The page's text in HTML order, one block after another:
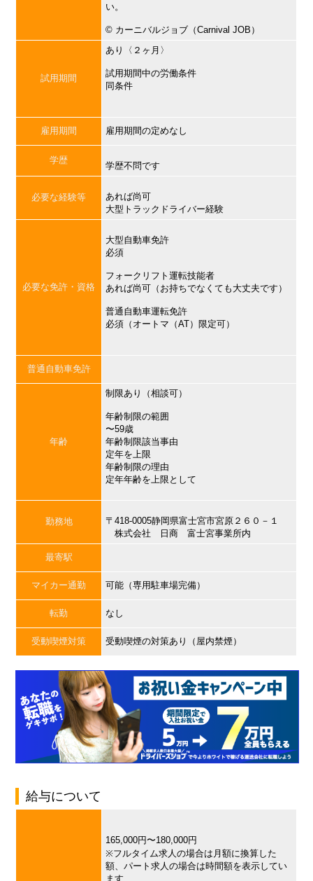
い。
©︎ カーニバルジョブ（Carnival JOB）
試用期間
あり〈２ヶ月〉
試用期間中の労働条件
同条件
雇用期間 雇用期間の定めなし
学歴
学歴不問です
必要な経験等
あれば尚可
大型トラックドライバー経験
必要な免許・資格
大型自動車免許
必須
フォークリフト運転技能者
あれば尚可（お持ちでなくても大丈夫です）
普通自動車運転免許
必須（オートマ（AT）限定可）
普通自動車免許
年齢
制限あり（相談可）
年齢制限の範囲
〜59歳
年齢制限該当事由
定年を上限
年齢制限の理由
定年年齢を上限として
勤務地
〒418-0005静岡県富士宮市宮原２６０－１
株式会社 日商 富士宮事業所内
最寄駅
マイカー通勤 可能（専用駐車場完備）
転勤 なし
受動喫煙対策 受動喫煙の対策あり（屋内禁煙）
給与について
165,000円〜180,000円
※フルタイム求人の場合は月額に換算した
額、パート求人の場合は時間額を表示してい
ます